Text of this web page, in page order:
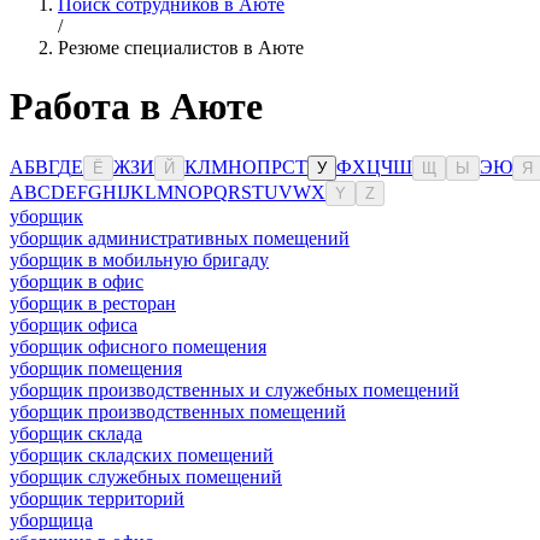
Поиск сотрудников в Аюте
/
Резюме специалистов в Аюте
Работа в Аюте
АБВГДЕ Ё ЖЗИ Й КЛМНОПРСТ У ФХЦЧШ Ы ЭЮ Я
ABCDEFGHIJKLMNOPQRSTUVWX Y Z
уборщик
уборщик административных помещений
уборщик в мобильную бригаду
уборщик в офис
уборщик в ресторан
уборщик офиса
уборщик офисного помещения
уборщик помещения
уборщик производственных и служебных помещений
уборщик производственных помещений
уборщик склада
уборщик складских помещений
уборщик служебных помещений
уборщик территорий
уборщица